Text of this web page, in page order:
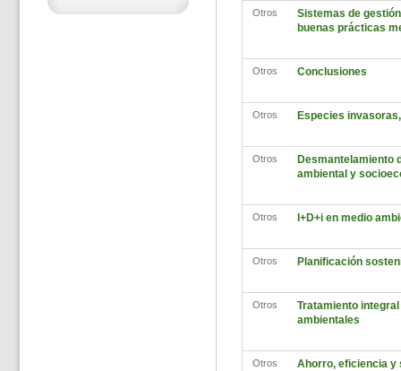
Otros
Sistemas de
buenas prácticas
Otros Conclusiones
Otros Especies
Otros
Desmantelamiento
ambiental y
Otros I+D+i en medio
Otros Planificación
Otros
Tratamiento
ambientales
Otros Ahorro, eficiencia y